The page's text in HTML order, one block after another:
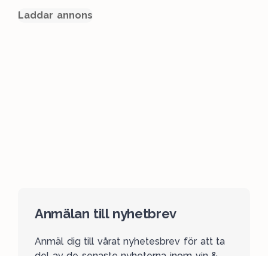
Laddar annons
Anmälan till nyhetbrev
Anmäl dig till vårat nyhetesbrev för att ta